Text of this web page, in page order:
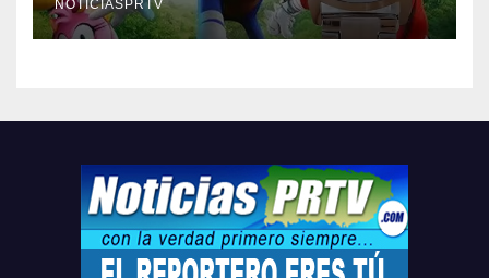
compre ahora….
NOTICIASPRTV